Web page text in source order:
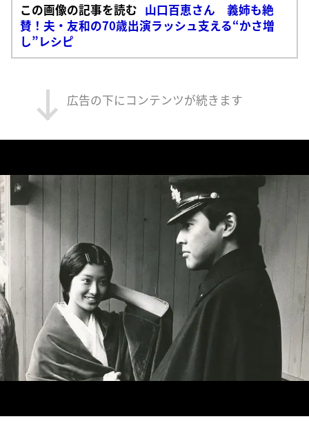
この画像の記事を読む 山口百恵さん 義姉も絶
賛！夫・友和の70歳出演ラッシュ支える“かさ増
し”レシピ
広告の下にコンテンツが続きます